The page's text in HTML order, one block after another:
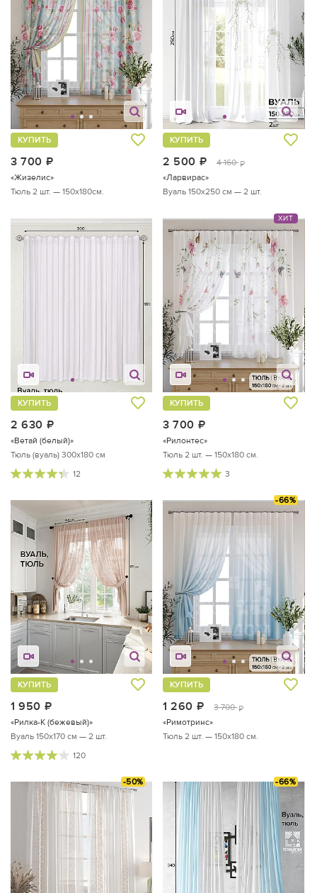
3 700
КУПИТЬ
«Жизелис»
Тюль 2 шт. — 150х180см.
2 500 руб.
4 160 руб.
КУПИТЬ
«Ларвирас»
Вуаль 150х250 см — 2 шт.
2 630
КУПИТЬ
«Ветай (белый)»
Тюль (вуаль) 300х180 см
12
ХИТ
3 700
КУПИТЬ
«Рилонтес»
Тюль 2 шт. — 150х180 см.
3
1 950
КУПИТЬ
«Рилка-К (бежевый)»
Вуаль 150х170 см — 2 шт.
120
-66%
1 260 руб.
3 700 руб.
КУПИТЬ
«Римотринс»
Тюль 2 шт. — 150х180 см.
-50% -66%